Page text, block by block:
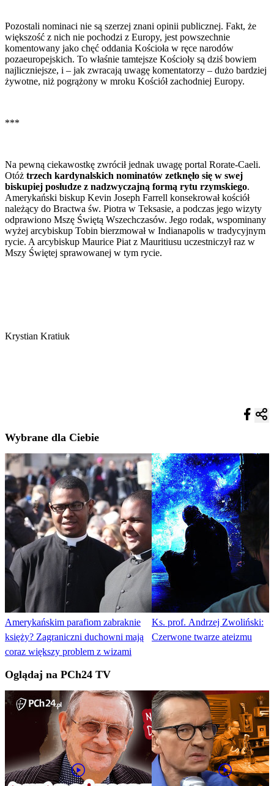
Pozostali nominaci nie są szerzej znani opinii publicznej. Fakt, że
większość z nich nie pochodzi z Europy, jest powszechnie
komentowany jako chęć oddania Kościoła w ręce narodów
pozaeuropejskich. To właśnie tamtejsze Kościoły są dziś bowiem
najliczniejsze, i – jak zwracają uwagę komentatorzy – dużo bardziej
żywotne, niż pogrążony w mroku Kościół zachodniej Europy.
***
Na pewną ciekawostkę zwrócił jednak uwagę portal Rorate-Caeli.
Otóż trzech kardynalskich nominatów zetknęło się w swej
biskupiej posłudze z nadzwyczajną formą rytu rzymskiego.
Amerykański biskup Kevin Joseph Farrell konsekrował kościół
należący do Bractwa św. Piotra w Teksasie, a podczas jego wizyty
odprawiono Mszę Świętą Wszechczasów. Jego rodak, wspominany
wyżej arcybiskup Tobin bierzmował w Indianapolis w tradycyjnym
rycie. A arcybiskup Maurice Piat z Mauritiusu uczestniczył raz w
Mszy Świętej sprawowanej w tym rycie.
Krystian Kratiuk
Wybrane dla Ciebie
Amerykańskim parafiom zabraknie
księży? Zagraniczni duchowni mają
coraz większy problem z wizami
Ks. prof. Andrzej Zwoliński:
Czerwone twarze ateizmu
Oglądaj na PCh24 TV